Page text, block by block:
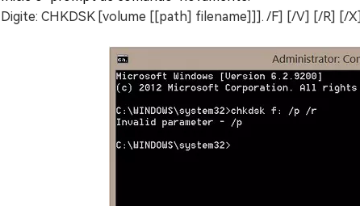
Digite: CHKDSK [volume [[path] filename]]]. /F] [/V] [/R] [/